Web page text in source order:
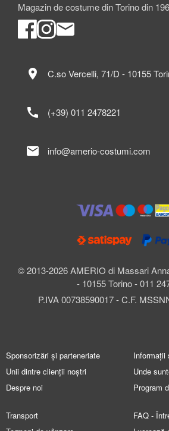
Magazin de costume din Torino din
© 2013-2026 AMERIO di Massari
- 10155 Torino - 011
P.IVA 00738590017 - C.F.
location_on C.so Vercelli, 71/D - 10155
call (+39) 011 2478221
mail info@amerio-costumi.com
Sponsorizări și parteneriate
Unii dintre clienții noștri
Despre noi
Informații
Unde
Program
Transport
FAQ -